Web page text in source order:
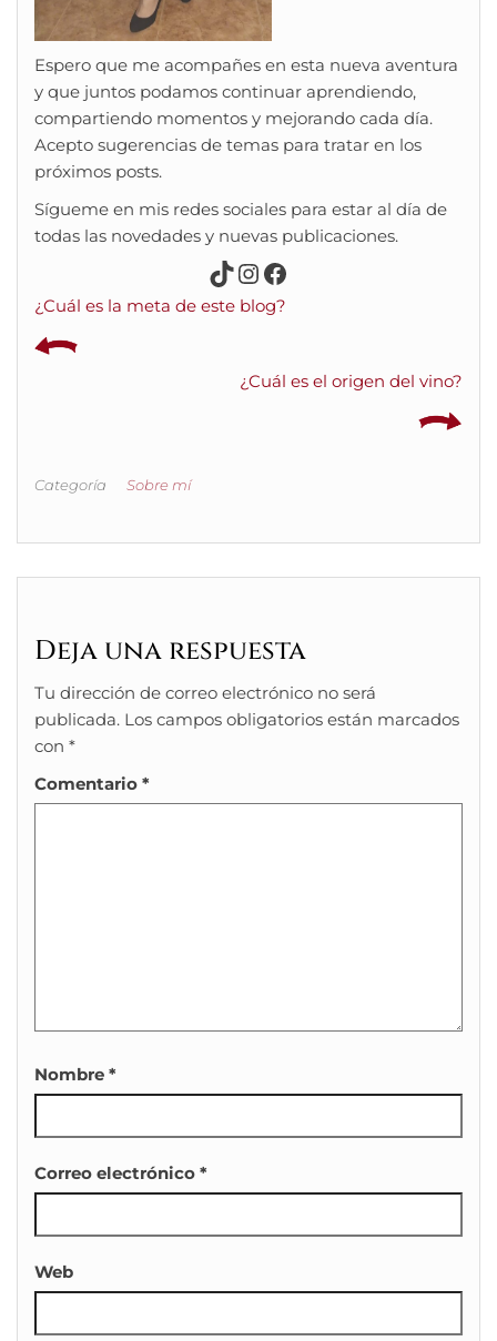
Espero que me acompañes en esta nueva aventura
y que juntos podamos continuar aprendiendo,
compartiendo momentos y mejorando cada día.
Acepto sugerencias de temas para tratar en los
próximos posts.
Sígueme en mis redes sociales para estar al día de
todas las novedades y nuevas publicaciones.
TikTok
Instagram
Facebook
¿Cuál es la meta de este blog?
¿Cuál es el origen del vino?
Categoría Sobre mí
Deja una respuesta
Tu dirección de correo electrónico no será
publicada. Los campos obligatorios están marcados
con *
Comentario *
Nombre *
Correo electrónico *
Web